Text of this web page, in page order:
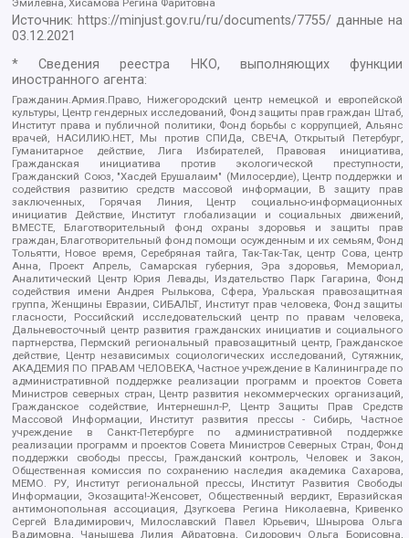
Источник: https://minjust.gov.ru/ru/documents/7755/ данные на
03.12.2021
* Сведения реестра НКО, выполняющих функции
иностранного агента:
Гражданин.Армия.Право, Нижегородский центр немецкой и европейской
культуры, Центр гендерных исследований, Фонд защиты прав граждан Штаб,
Институт права и публичной политики, Фонд борьбы с коррупцией, Альянс
врачей, НАСИЛИЮ.НЕТ, Мы против СПИДа, СВЕЧА, Открытый Петербург,
Гуманитарное действие, Лига Избирателей, Правовая инициатива,
Гражданская инициатива против экологической преступности,
Гражданский Союз, "Хасдей Ерушалаим" (Милосердие), Центр поддержки и
содействия развитию средств массовой информации, В защиту прав
заключенных, Горячая Линия, Центр социально-информационных
инициатив Действие, Институт глобализации и социальных движений,
ВМЕСТЕ, Благотворительный фонд охраны здоровья и защиты прав
граждан, Благотворительный фонд помощи осужденным и их семьям, Фонд
Тольятти, Новое время, Серебряная тайга, Так-Так-Так, центр Сова, центр
Анна, Проект Апрель, Самарская губерния, Эра здоровья, Мемориал,
Аналитический Центр Юрия Левады, Издательство Парк Гагарина, Фонд
содействия имени Андрея Рылькова, Сфера, Уральская правозащитная
группа, Женщины Евразии, СИБАЛЬТ, Институт прав человека, Фонд защиты
гласности, Российский исследовательский центр по правам человека,
Дальневосточный центр развития гражданских инициатив и социального
партнерства, Пермский региональный правозащитный центр, Гражданское
действие, Центр независимых социологических исследований, Сутяжник,
АКАДЕМИЯ ПО ПРАВАМ ЧЕЛОВЕКА, Частное учреждение в Калининграде по
административной поддержке реализации программ и проектов Совета
Министров северных стран, Центр развития некоммерческих организаций,
Гражданское содействие, Интернешнл-Р, Центр Защиты Прав Средств
Массовой Информации, Институт развития прессы - Сибирь, Частное
учреждение в Санкт-Петербурге по административной поддержке
реализации программ и проектов Совета Министров Северных Стран, Фонд
поддержки свободы прессы, Гражданский контроль, Человек и Закон,
Общественная комиссия по сохранению наследия академика Сахарова,
МЕМО. РУ, Институт региональной прессы, Институт Развития Свободы
Информации, Экозащита!-Женсовет, Общественный вердикт, Евразийская
антимонопольная ассоциация, Дзугкоева Регина Николаевна, Кривенко
Сергей Владимирович, Милославский Павел Юрьевич, Шнырова Ольга
Вадимовна, Чанышева Лилия Айратовна, Сидорович Ольга Борисовна,